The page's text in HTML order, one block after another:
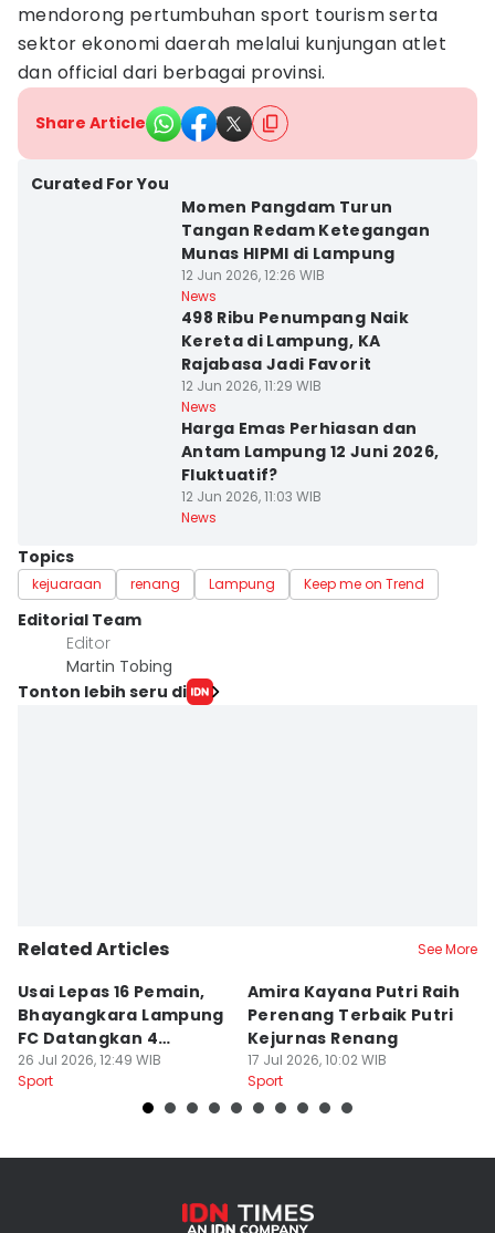
mendorong pertumbuhan sport tourism serta
sektor ekonomi daerah melalui kunjungan atlet
dan official dari berbagai provinsi.
Share Article
Curated For You
Momen Pangdam Turun
Tangan Redam Ketegangan
Munas HIPMI di Lampung
12 Jun 2026, 12:26 WIB
News
498 Ribu Penumpang Naik
Kereta di Lampung, KA
Rajabasa Jadi Favorit
12 Jun 2026, 11:29 WIB
News
Harga Emas Perhiasan dan
Antam Lampung 12 Juni 2026,
Fluktuatif?
12 Jun 2026, 11:03 WIB
News
Topics
kejuaraan renang Lampung Keep me on Trend
Editorial Team
Editor
Martin Tobing
Tonton lebih seru di
Related Articles See More
Usai Lepas 16 Pemain,
Bhayangkara Lampung
FC Datangkan 4
Rekrutan
26 Jul 2026, 12:49 WIB
Sport
Amira Kayana Putri Raih
Perenang Terbaik Putri
Kejurnas Renang
17 Jul 2026, 10:02 WIB
Sport